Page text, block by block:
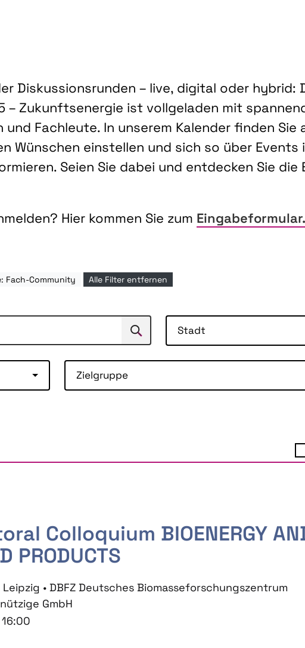
Diskussionsrunden – live, digital oder hybrid:
– Zukunftsenergie ist vollgeladen mit
Fachleute. In unserem Kalender finden Sie
Wünschen einstellen und sich so über Events
Seien Sie dabei und entdecken Sie die
Hier kommen Sie zum Eingabeformular.
Fach-Community Alle Filter entfernen
Suchen Stadt
Zielgruppe
Colloquium BIOENERGY
PRODUCTS
Leipzig • DBFZ Deutsches Biomasseforschungszentrum
GmbH